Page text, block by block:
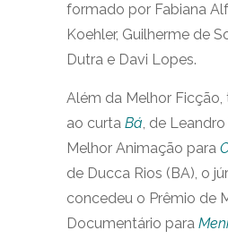
formado por Fabiana
Koehler, Guilherme de
Dutra e Davi Lopes.
Além da Melhor
ao curta Bá, de Leandro
Melhor Animação para
de Ducca Rios (BA), o
concedeu o Prêmio de
Documentário para